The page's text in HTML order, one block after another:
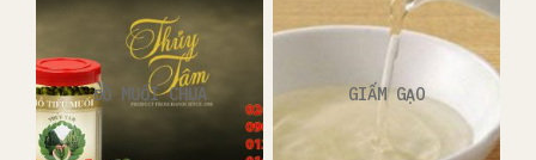
ĐỒ MUỐI CHUA GIẤM GẠO